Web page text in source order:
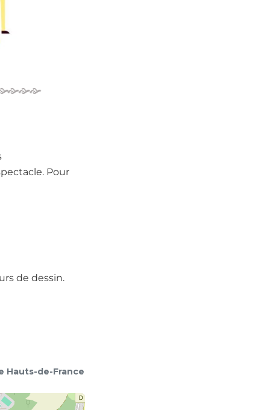
Pour
de dessin.
Hauts-de-France